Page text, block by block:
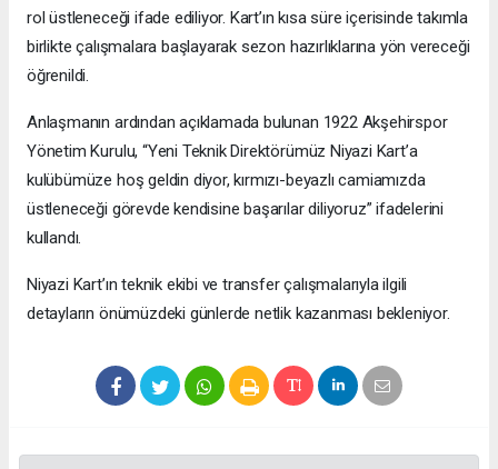
rol üstleneceği ifade ediliyor. Kart’ın kısa süre içerisinde takımla
birlikte çalışmalara başlayarak sezon hazırlıklarına yön vereceği
öğrenildi.
Anlaşmanın ardından açıklamada bulunan 1922 Akşehirspor
Yönetim Kurulu, “Yeni Teknik Direktörümüz Niyazi Kart’a
kulübümüze hoş geldin diyor, kırmızı-beyazlı camiamızda
üstleneceği görevde kendisine başarılar diliyoruz” ifadelerini
kullandı.
Niyazi Kart’ın teknik ekibi ve transfer çalışmalarıyla ilgili
detayların önümüzdeki günlerde netlik kazanması bekleniyor.